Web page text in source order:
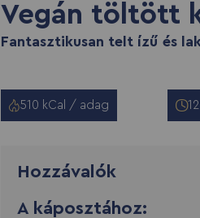
Vegán töltött
Fantasztikusan telt ízű és
510 kCal / adag
Hozzávalók
A káposztához: